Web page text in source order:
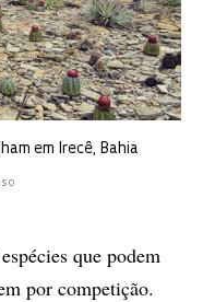
em Irecê, Bahia
que podem
por competição.